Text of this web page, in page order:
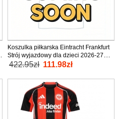
Koszulka piłkarska Eintracht Frankfurt
Strój wyjazdowy dla dzieci 2026-27
tanio Krótki Rękaw (+ Krótkie spodenki)
422.95zł 111.98zł